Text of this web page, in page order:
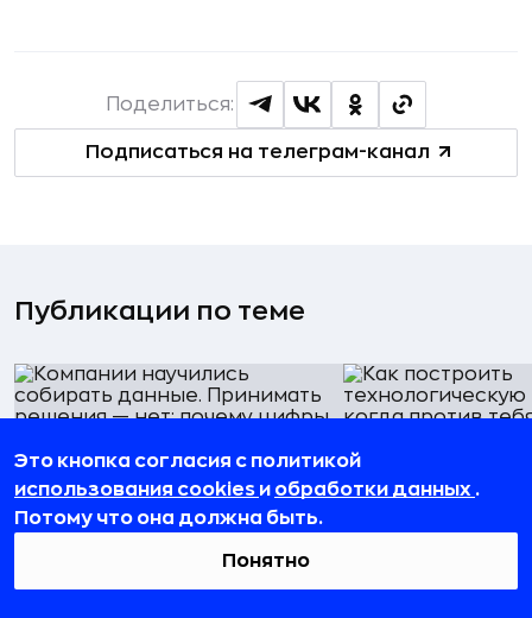
Подписаться на телеграм-канал
Поделиться:
Публикации по теме
Компании научились собирать
данные. Принимать решения —
нет: почему цифры не
помогают сами по себе
Как построить
Это кнопка согласия с политикой
использования cookies и обработки данных .
Потому что она должна быть.
Понятно